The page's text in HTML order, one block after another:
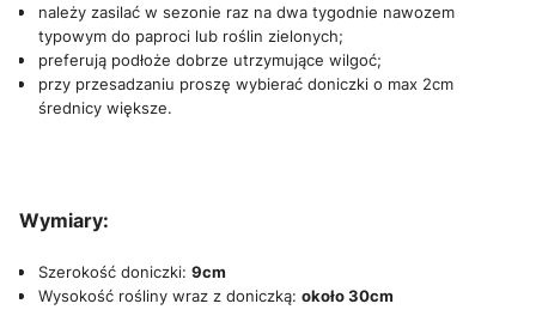
należy zasilać w sezonie raz na dwa tygodnie nawozem
typowym do paproci lub roślin zielonych;
preferują podłoże dobrze utrzymujące wilgoć;
przy przesadzaniu proszę wybierać doniczki o max 2cm
średnicy większe.
Wymiary:
Szerokość doniczki: 9cm
Wysokość rośliny wraz z doniczką: około 30cm